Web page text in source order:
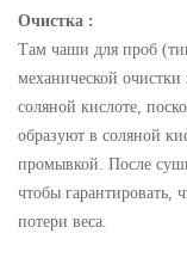
Очистка :
Там чаши для проб
механической
соляной кислоте,
образуют в соляной
промывкой. После
чтобы гарантировать,
потери веса.